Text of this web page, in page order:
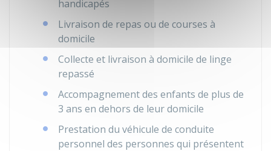
handicapés
Livraison de repas ou de courses à
domicile
Collecte et livraison à domicile de linge
repassé
Accompagnement des enfants de plus de
3 ans en dehors de leur domicile
Prestation du véhicule de conduite
personnel des personnes qui présentent